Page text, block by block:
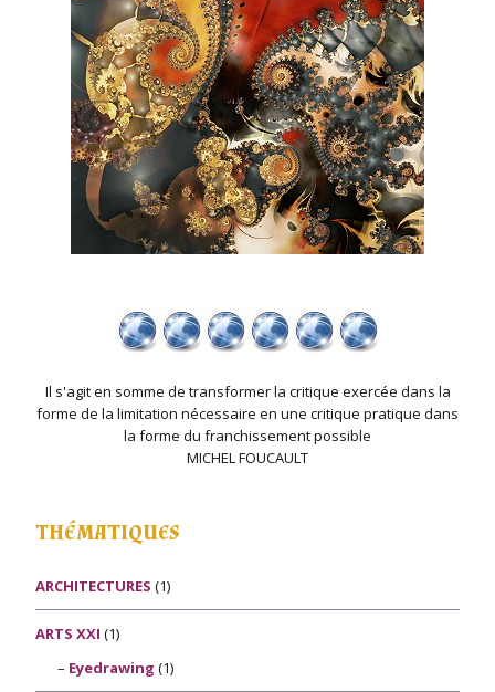
Il s'agit en somme de transformer la critique exercée dans la
forme de la limitation nécessaire en une critique pratique dans
la forme du franchissement possible
MICHEL FOUCAULT
THÉMATIQUES
ARCHITECTURES (1)
ARTS XXI (1)
Eyedrawing (1)